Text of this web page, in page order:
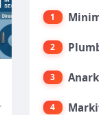
1
2
3
4